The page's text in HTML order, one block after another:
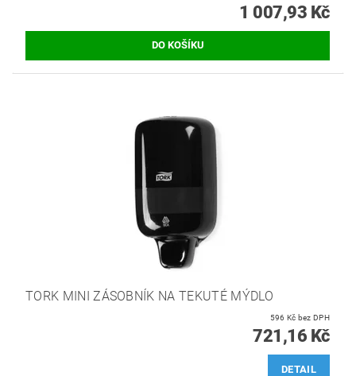
1 007,93 Kč
TORK MINI ZÁSOBNÍK NA TEKUTÉ MÝDLO
596 Kč bez DPH
721,16 Kč
DETAIL